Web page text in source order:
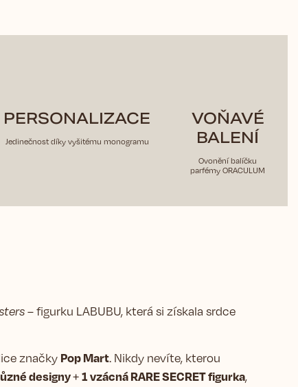
PERSONALIZACE
Jedinečnost díky vyšitému monogramu
VOŇAVÉ
BALENÍ
Ovonění balíčku
parfémy ORACULUM
– figurku LABUBU, která si získala srdce
značky Pop Mart. Nikdy nevíte, kterou
designy+1 vzácná RARE SECRET figurka,